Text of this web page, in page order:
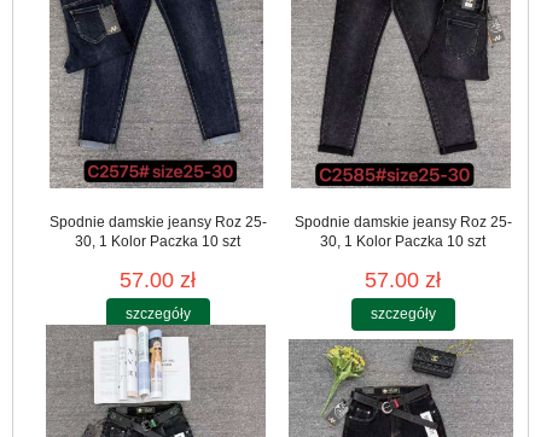
Spodnie damskie jeansy Roz 25-
30, 1 Kolor Paczka 10 szt
57.00 zł
szczegóły
Spodnie damskie jeansy Roz 25-
30, 1 Kolor Paczka 10 szt
57.00 zł
szczegóły